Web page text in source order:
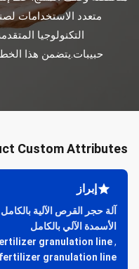
Custom Attributes
إبراز
آلة حجر القرص الآلية
الأسمدة الآلي بالكامل
,
granulation line
granulation line